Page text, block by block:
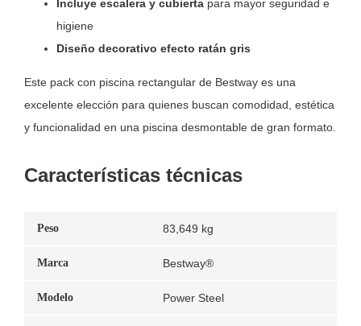
Incluye escalera y cubiertapara mayor seguridad e
higiene
Diseño decorativo efecto ratán gris
Este pack con piscina rectangular de Bestway es una
excelente elección para quienes buscan comodidad, estética
y funcionalidad en una piscina desmontable de gran formato.
Características técnicas
Peso 83,649 kg
Marca Bestway®
Modelo Power Steel